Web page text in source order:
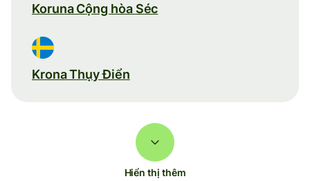
Koruna Cộng hòa Séc
Krona Thụy Điển
Hiển thị thêm